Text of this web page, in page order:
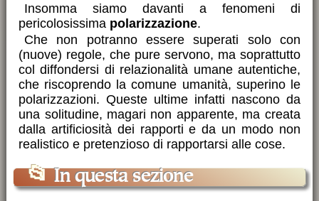
Insomma siamo davanti a fenomeni di
pericolosissima polarizzazione.
Che non potranno essere superati solo con
(nuove) regole, che pure servono, ma soprattutto
col diffondersi di relazionalità umane autentiche,
che riscoprendo la comune umanità, superino le
polarizzazioni. Queste ultime infatti nascono da
una solitudine, magari non apparente, ma creata
dalla artificiosità dei rapporti e da un modo non
realistico e pretenzioso di rapportarsi alle cose.
📂 In questa sezione